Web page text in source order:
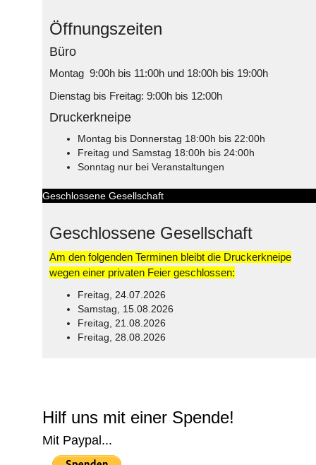
Öffnungszeiten
Büro
Montag 9:00h bis 11:00h und 18:00h bis 19:00h
Dienstag bis Freitag: 9:00h bis 12:00h
Druckerkneipe
Montag bis Donnerstag 18:00h bis 22:00h
Freitag und Samstag 18:00h bis 24:00h
Sonntag nur bei Veranstaltungen
Geschlossene Gesellschaft
Geschlossene Gesellschaft
Am den folgenden Terminen bleibt die Druckerkneipe
wegen einer privaten Feier geschlossen:
Freitag, 24.07.2026
Samstag, 15.08.2026
Freitag, 21.08.2026
Freitag, 28.08.2026
Hilf uns mit einer Spende!
Mit Paypal...